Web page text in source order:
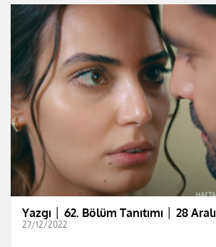
Yazgı │ 62. Bölüm Tanıtımı │ 28
27/12/2022